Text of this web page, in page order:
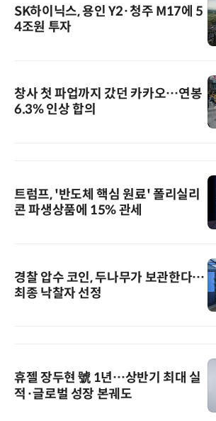
SK하이닉스, 용인 Y2·청주 M17에 5
4조원 투자
창사 첫 파업까지 갔던 카카오…연봉
6.3% 인상 합의
트럼프, '반도체 핵심 원료' 폴리실리
콘 파생상품에 15% 관세
경찰 압수 코인, 두나무가 보관한다…
최종 낙찰자 선정
휴젤 장두현 號 1년…상반기 최대 실
적·글로벌 성장 본궤도